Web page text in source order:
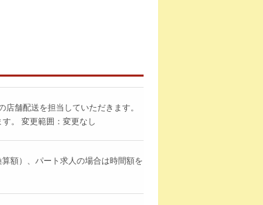
舗配送を担当していただきます。
。 変更範囲：変更なし
額）、パート求人の場合は時間額を